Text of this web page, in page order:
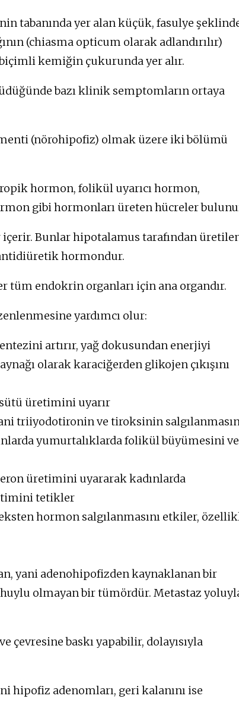
tabanında yer alan küçük, fasulye
(chiasma opticum olarak adlandırılır)
kemiğin çukurunda yer alır.
bazı klinik semptomların ortaya
(nörohipofiz) olmak üzere iki bölümü
hormon, folikül uyarıcı hormon,
gibi hormonları üreten hücreler
Bunlar hipotalamus tarafından
hormondur.
tüm endokrin organları için ana organdır.
yardımcı olur:
artırır, yağ dokusundan enerjiyi
olarak karaciğerden glikojen çıkışını
üretimini uyarır
triiyodotironin ve tiroksinin
yumurtalıklarda folikül büyümesini ve
üretimini uyararak kadınlarda
tetikler
hormon salgılanmasını etkiler,
yani adenohipofizden kaynaklanan bir
olmayan bir tümördür. Metastaz
baskı yapabilir, dolayısıyla
adenomları, geri kalanını ise